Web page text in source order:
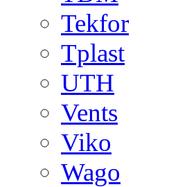
Tekfor
Tplast
UTH
Vents
Viko
Wago